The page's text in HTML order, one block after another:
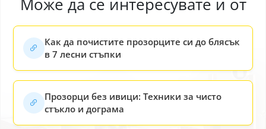
Как да почистите прозорците си до блясък
в 7 лесни стъпки
Прозорци без ивици: Техники за чисто
стъкло и дограма